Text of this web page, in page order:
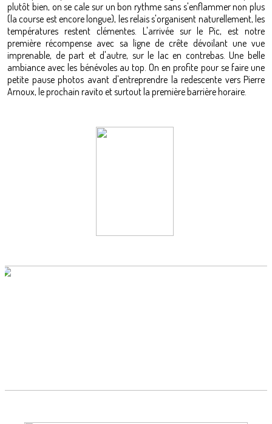
plutôt bien, on se cale sur un bon rythme sans s'enflammer non plus
(la course est encore longue), les relais s'organisent naturellement, les
températures restent clémentes. L'arrivée sur le Pic, est notre
première récompense avec sa ligne de crête dévoilant une vue
imprenable, de part et d'autre, sur le lac en contrebas. Une belle
ambiance avec les bénévoles au top. On en profite pour se faire une
petite pause photos avant d'entreprendre la redescente vers Pierre
Arnoux, le prochain ravito et surtout la première barrière horaire.